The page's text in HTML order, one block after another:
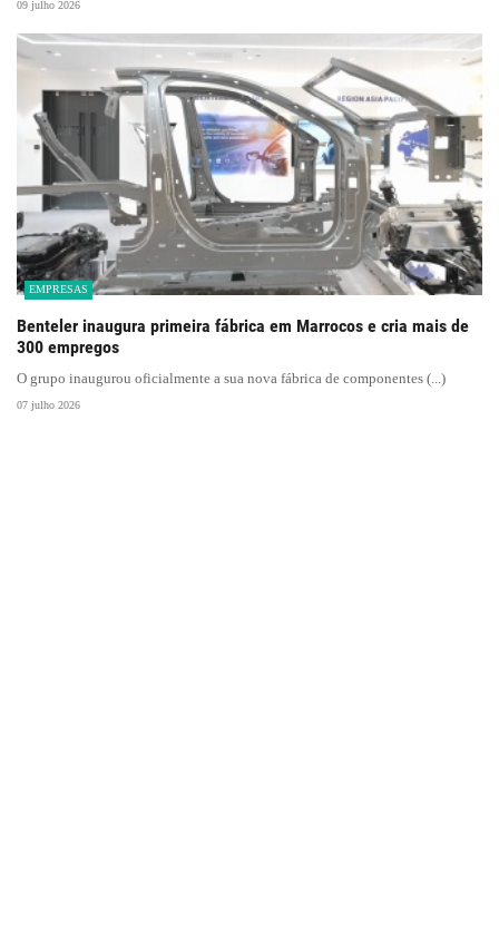
09 julho 2026
EMPRESAS
Benteler inaugura primeira fábrica em Marrocos e cria mais de
300 empregos
O grupo inaugurou oficialmente a sua nova fábrica de componentes (...)
07 julho 2026